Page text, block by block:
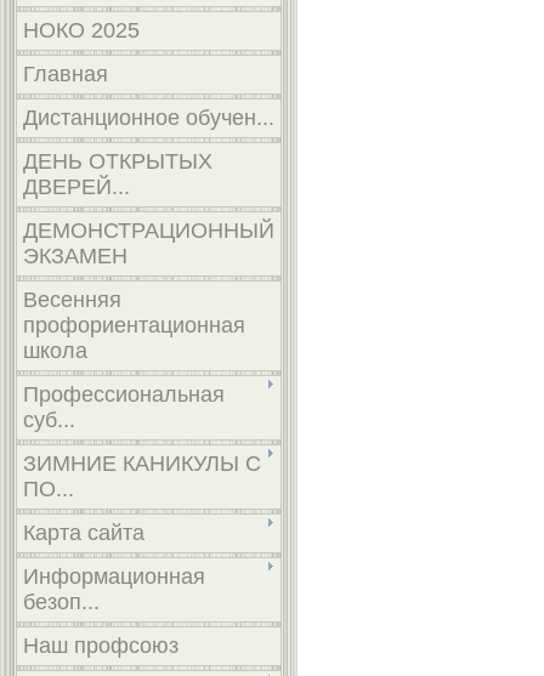
НОКО 2025
Главная
Дистанционное обучен...
ДЕНЬ ОТКРЫТЫХ
ДВЕРЕЙ...
ДЕМОНСТРАЦИОННЫЙ
ЭКЗАМЕН
Весенняя
профориентационная
школа
Профессиональная
суб...
ЗИМНИЕ КАНИКУЛЫ С
ПО...
Карта сайта
Информационная
безоп...
Наш профсоюз